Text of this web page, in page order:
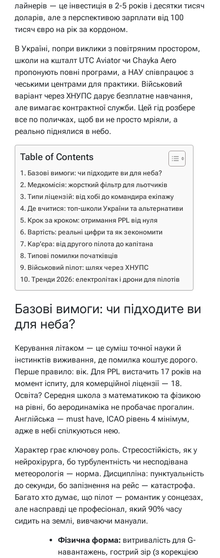
лайнерів — це інвестиція в 2-5 років і десятки тисяч
доларів, але з перспективою зарплати від 100
тисяч євро на рік за кордоном.
В Україні, попри виклики з повітряним простором,
школи на кшталт UTC Aviator чи Chayka Aero
пропонують повні програми, а НАУ співпрацює з
чеськими центрами для практики. Військовий
варіант через ХНУПС дарує безплатне навчання,
але вимагає контрактної служби. Цей гід розбере
все по поличках, щоб ви не просто мріяли, а
реально піднялися в небо.
Table of Contents
Базові вимоги: чи підходите ви для неба?
Медкомісія: жорсткий фільтр для льотчиків
Типи ліцензій: від хобі до командира екіпажу
Де вчитися: топ-школи України та альтернативи
Крок за кроком: отримання PPL від нуля
Вартість: реальні цифри та як зекономити
Кар’єра: від другого пілота до капітана
Типові помилки початківців
Військовий пілот: шлях через ХНУПС
Тренди 2026: електролітак і дрони для пілотів
Базові вимоги: чи підходите ви
для неба?
Керування літаком — це суміш точної науки й
інстинктів виживання, де помилка коштує дорого.
Перше правило: вік. Для PPL вистачить 17 років на
момент іспиту, для комерційної ліцензії — 18.
Освіта? Середня школа з математикою та фізикою
на рівні, бо аеродинаміка не пробачає прогалин.
Англійська — must have, ICAO рівень 4 мінімум,
адже в небі спілкуються нею.
Характер грає ключову роль. Стресостійкість, як у
нейрохірурга, бо турбулентність чи несподівана
метеорологія — норма. Дисципліна: пунктуальність
до секунди, бо запізнення на рейс — катастрофа.
Багато хто думає, що пілот — романтик у сонцезах,
але насправді це професіонал, який 90% часу
сидить на землі, вивчаючи мануали.
Фізична форма: витривалість для G-
навантажень, гострий зір (з корекцією